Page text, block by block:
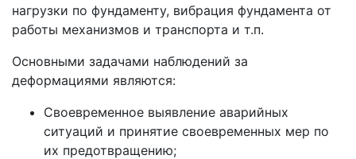
нагрузки по фундаменту, вибрация фундамента от
работы механизмов и транспорта и т.п.
Основными задачами наблюдений за
деформациями являются:
Своевременное выявление аварийных
ситуаций и принятие своевременных мер по
их предотвращению;